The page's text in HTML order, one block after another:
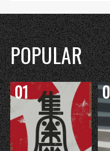
POPULAR